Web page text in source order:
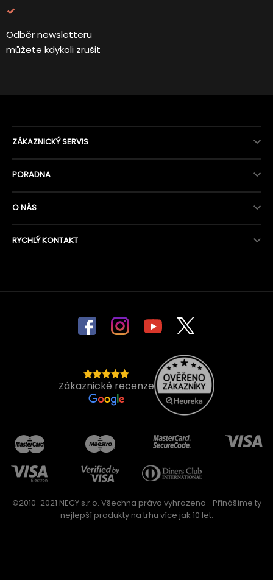
Odběr newsletteru
můžete kdykoli zrušit
ZÁKAZNICKÝ SERVIS
PORADNA
O NÁS
RYCHLÝ KONTAKT
Zákaznické recenze
©2010-2021 NECY s.r.o. Všechna práva vyhrazena
Přinášíme ty
nejlepší produkty na trhu více jak 10 let.